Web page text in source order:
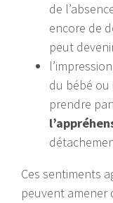
de
encore de
peut
l’impression
du bébé ou
prendre
Ces sentiments
peuvent amener